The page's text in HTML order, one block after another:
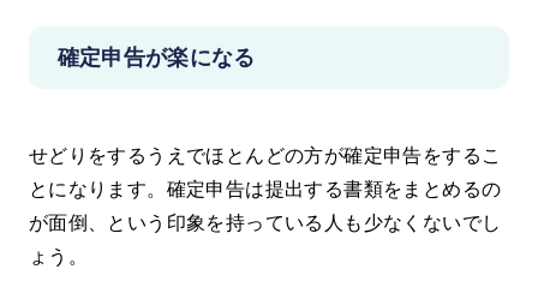
確定申告が楽になる
せどりをするうえでほとんどの方が確定申告をするこ
とになります。確定申告は提出する書類をまとめるの
が面倒、という印象を持っている人も少なくないでし
ょう。